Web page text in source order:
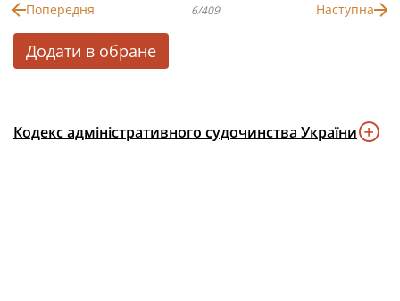
Попередня 6/409 Наступна
Додати в обране
Кодекс адміністративного судочинства України